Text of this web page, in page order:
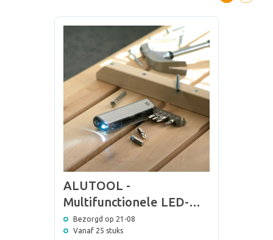
ALUTOOL -
Multifunctionele LED-
zaklamp
Bezorgd op 21-08
Vanaf 25 stuks